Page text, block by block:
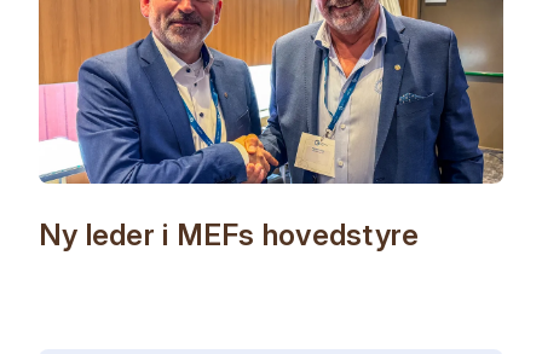
Ny leder i MEFs hovedstyre